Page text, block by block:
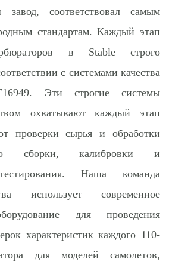
соответствовал самым
стандартам. Каждый этап
в Stable строго
с системами качества
Эти строгие системы
охватывают каждый этап
проверки сырья и обработки
сборки, калибровки и
Наша команда
использует современное
для проведения
характеристик каждого 110-
для моделей самолетов,